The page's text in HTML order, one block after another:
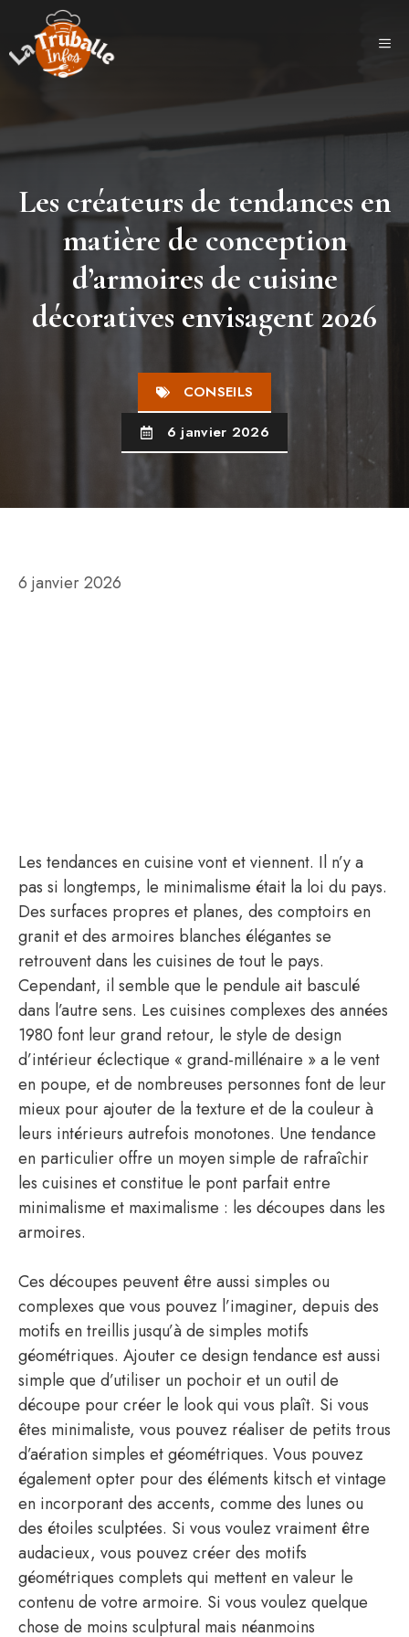
contenu
Les créateurs de tendances en
matière de conception
d’armoires de cuisine
décoratives envisagent 2026
CONSEILS
6 janvier 2026
6 janvier 2026
Les tendances en cuisine vont et viennent. Il n’y a
pas si longtemps, le minimalisme était la loi du pays.
Des surfaces propres et planes, des comptoirs en
granit et des armoires blanches élégantes se
retrouvent dans les cuisines de tout le pays.
Cependant, il semble que le pendule ait basculé
dans l’autre sens. Les cuisines complexes des années
1980 font leur grand retour, le style de design
d’intérieur éclectique « grand-millénaire » a le vent
en poupe, et de nombreuses personnes font de leur
mieux pour ajouter de la texture et de la couleur à
leurs intérieurs autrefois monotones. Une tendance
en particulier offre un moyen simple de rafraîchir
les cuisines et constitue le pont parfait entre
minimalisme et maximalisme : les découpes dans les
armoires.
Ces découpes peuvent être aussi simples ou
complexes que vous pouvez l’imaginer, depuis des
motifs en treillis jusqu’à de simples motifs
géométriques. Ajouter ce design tendance est aussi
simple que d’utiliser un pochoir et un outil de
découpe pour créer le look qui vous plaît. Si vous
êtes minimaliste, vous pouvez réaliser de petits trous
d’aération simples et géométriques. Vous pouvez
également opter pour des éléments kitsch et vintage
en incorporant des accents, comme des lunes ou
des étoiles sculptées. Si vous voulez vraiment être
audacieux, vous pouvez créer des motifs
géométriques complets qui mettent en valeur le
contenu de votre armoire. Si vous voulez quelque
chose de moins sculptural mais néanmoins